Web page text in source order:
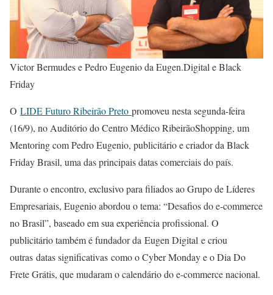
Victor Bermudes e Pedro Eugenio da Eugen.Digital e Black
Friday
O LIDE Futuro Ribeirão Preto promoveu nesta segunda-feira
(16/9), no Auditório do Centro Médico RibeirãoShopping, um
Mentoring com Pedro Eugenio, publicitário e criador da Black
Friday Brasil, uma das principais datas comerciais do país.
Durante o encontro, exclusivo para filiados ao Grupo de Líderes
Empresariais, Eugenio abordou o tema: “Desafios do e-commerce
no Brasil”, baseado em sua experiência profissional. O
publicitário também é fundador da Eugen Digital e criou
outras datas significativas como o Cyber Monday e o Dia Do
Frete Grátis, que mudaram o calendário do e-commerce nacional.